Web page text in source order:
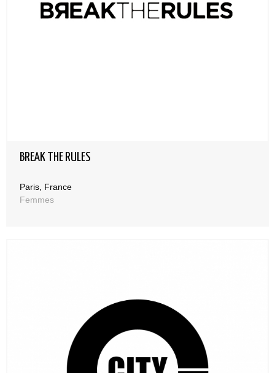
BREAK THE RULES
Paris, France
Femmes